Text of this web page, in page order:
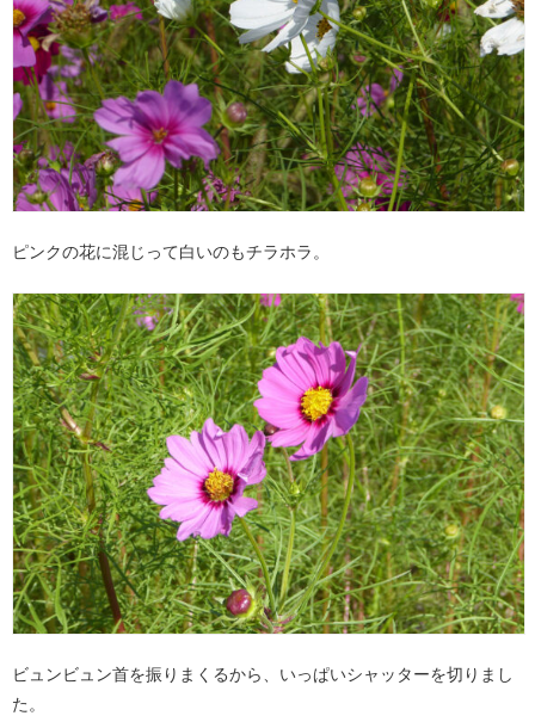
ピンクの花に混じって白いのもチラホラ。
ビュンビュン首を振りまくるから、いっぱいシャッターを切りまし
た。